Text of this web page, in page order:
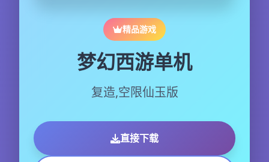
精品游戏
梦幻西游单机
复造,空限仙玉版
直接下载